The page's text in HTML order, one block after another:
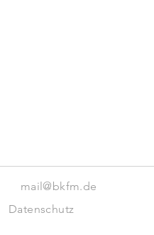
mail@bkfm.de
Datenschutz